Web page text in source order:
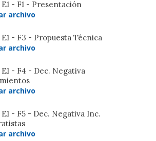
- F1 - Presentación
archivo
- F3 - Propuesta Técnica
archivo
- F4 - Dec. Negativa
archivo
- F5 - Dec. Negativa Inc.
archivo